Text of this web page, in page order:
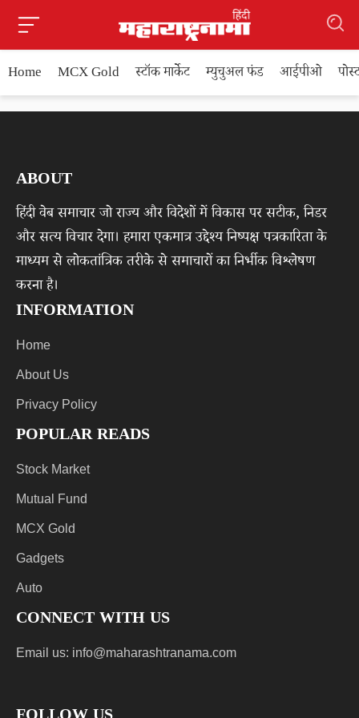
Home MCX Gold स्टॉक मार्केट म्युचुअल फंड आईपीओ
ABOUT
हिंदी वेब समाचार जो राज्य और विदेशों में विकास पर सटीक, निडर
और सत्य विचार देगा। हमारा एकमात्र उद्देश्य निष्पक्ष पत्रकारिता के
माध्यम से लोकतांत्रिक तरीके से समाचारों का निर्भीक विश्लेषण
करना है।
INFORMATION
Home
About Us
Privacy Policy
POPULAR READS
Stock Market
Mutual Fund
MCX Gold
Gadgets
Auto
CONNECT WITH US
Email us: info@maharashtranama.com